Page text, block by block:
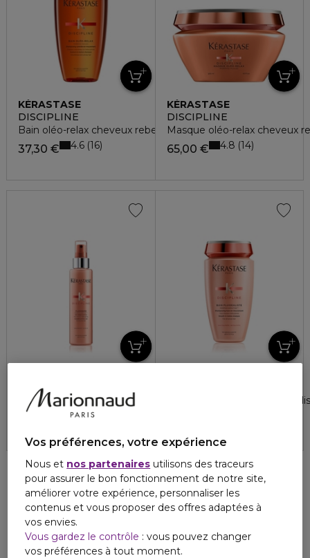
KÉRASTASE
DISCIPLINE
Bain oléo-relax cheveux rebelles
37,30 € 4.6 16
KÉRASTASE
DISCIPLINE
Masque oléo-relax cheveux
65,00 € 4.8 14
DISCIPLINE
Spray fluidissime cheveux indisciplinés
4.1 8
Bain fluidéaliste cheveux
Vos préférences, votre expérience
Nous et nos partenaires utilisons des traceurs
pour assurer le bon fonctionnement de notre site,
améliorer votre expérience, personnaliser les
contenus et vous proposer des offres adaptées à
vos envies.
Vous gardez le contrôle : vous pouvez changer
vos préférences à tout moment.